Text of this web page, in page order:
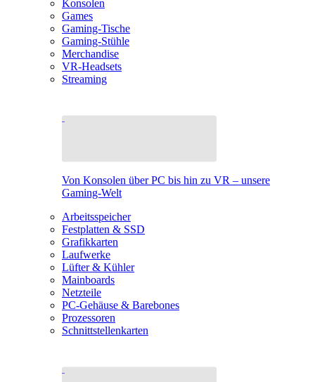
Konsolen
Games
Gaming-Tische
Gaming-Stühle
Merchandise
VR-Headsets
Streaming
Von Konsolen über PC bis hin zu VR – unsere
Gaming-Welt
Arbeitsspeicher
Festplatten & SSD
Grafikkarten
Laufwerke
Lüfter & Kühler
Mainboards
Netzteile
PC-Gehäuse & Barebones
Prozessoren
Schnittstellenkarten